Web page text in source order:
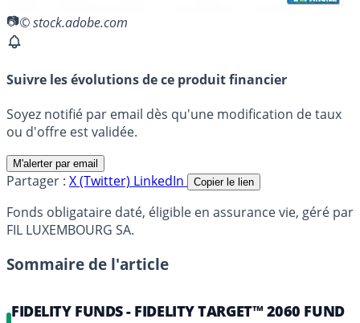
© stock.adobe.com
Suivre les évolutions de ce produit financier
Soyez notifié par email dès qu'une modification de taux
ou d'offre est validée.
M'alerter par email
Partager : X (Twitter) LinkedIn Copier le lien
Fonds obligataire daté, éligible en assurance vie, géré par
FIL LUXEMBOURG SA.
Sommaire de l'article
FIDELITY FUNDS - FIDELITY TARGET™ 2060 FUND